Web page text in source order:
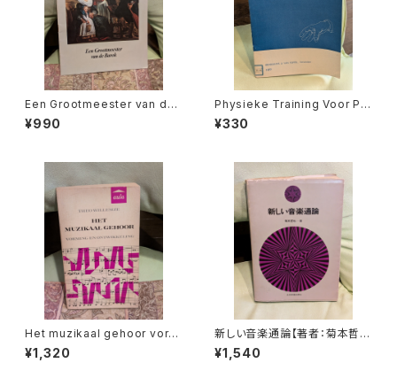
Een Grootmeester van de
barok【著者：Leona Detièg
e】出版社：不明 出版年不明
¥990
Physieke Training Voor Pia
nisten en Andere Instrume
ntalisten【著者：Dr.G.C.Kop】
¥330
Het muzikaal gehoor vormi
ng en ontwikkeling【著者：T
HEO WILLEMZE】出版社：UT
¥1,320
新しい音楽通論【著者：菊本哲
也】出版社：全音楽譜出版社 昭
和50年
¥1,540